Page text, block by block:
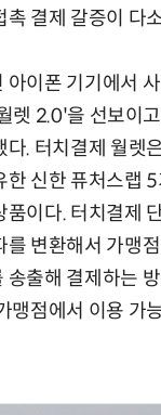
촉 결제 갈증이 다
아이폰 기기에서
렛 2.0'을 선보이
다. 터치결제 월렛
한 신한 퓨처스랩
품이다. 터치결제
를 변환해서 가맹
송출해 결제하는
맹점에서 이용 가